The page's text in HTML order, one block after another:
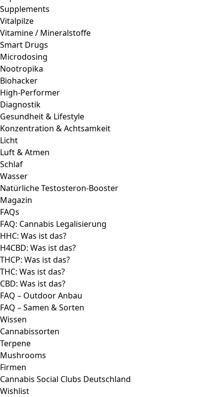
Supplements
Vitalpilze
Vitamine / Mineralstoffe
Smart Drugs
Microdosing
Nootropika
Biohacker
High-Performer
Diagnostik
Gesundheit & Lifestyle
Konzentration & Achtsamkeit
Licht
Luft & Atmen
Schlaf
Wasser
Natürliche Testosteron-Booster
Magazin
FAQs
FAQ: Cannabis Legalisierung
HHC: Was ist das?
H4CBD: Was ist das?
THCP: Was ist das?
THC: Was ist das?
CBD: Was ist das?
FAQ – Outdoor Anbau
FAQ – Samen & Sorten
Wissen
Cannabissorten
Terpene
Mushrooms
Firmen
Cannabis Social Clubs Deutschland
Wishlist